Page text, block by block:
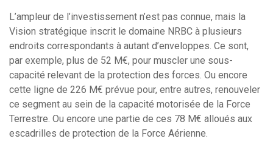
L’ampleur de l’investissement n’est pas connue, mais la
Vision stratégique inscrit le domaine NRBC à plusieurs
endroits correspondants à autant d’enveloppes. Ce sont,
par exemple, plus de 52 M€, pour muscler une sous-
capacité relevant de la protection des forces. Ou encore
cette ligne de 226 M€ prévue pour, entre autres, renouveler
ce segment au sein de la capacité motorisée de la Force
Terrestre. Ou encore une partie de ces 78 M€ alloués aux
escadrilles de protection de la Force Aérienne.